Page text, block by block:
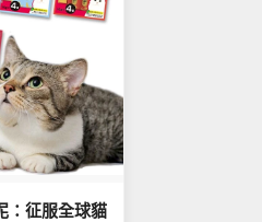
：征服全球貓